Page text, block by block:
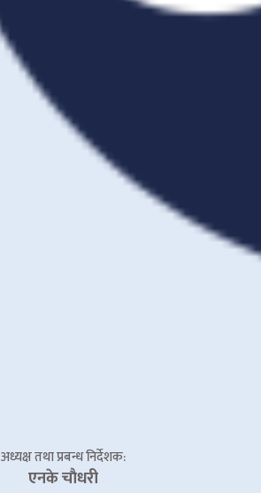
अध्यक्ष तथा प्रबन्ध निर्देशक:
एनके चाैधरी